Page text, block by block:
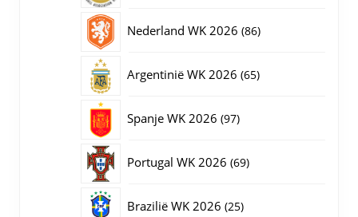
Nederland WK 2026 8686
Argentinië WK 2026 6565
Spanje WK 2026 9797
Portugal WK 2026 6969
Brazilië WK 2026 2525